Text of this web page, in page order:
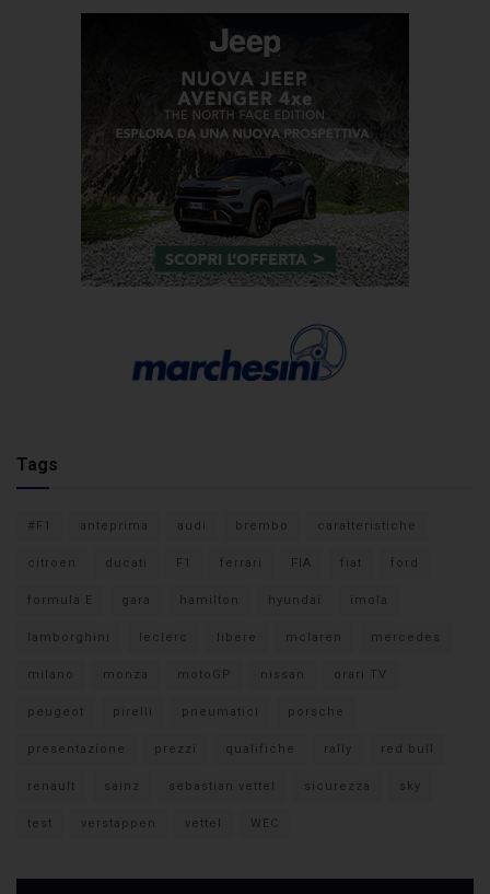
Tags
#F1 anteprima audi brembo caratteristiche
citroen ducati F1 ferrari FIA fiat ford
formula E gara hamilton hyundai imola
lamborghini leclerc libere mclaren mercedes
milano monza motoGP nissan orari TV
peugeot pirelli pneumatici porsche
presentazione prezzi qualifiche rally red bull
renault sainz sebastian vettel sicurezza sky
test verstappen vettel WEC